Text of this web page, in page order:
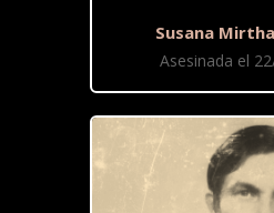
Susana
Asesinada el